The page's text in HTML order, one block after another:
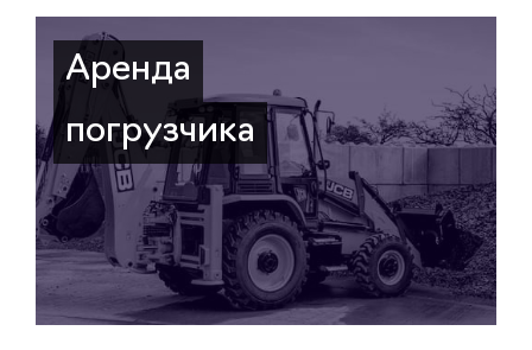
Аренда
погрузчика